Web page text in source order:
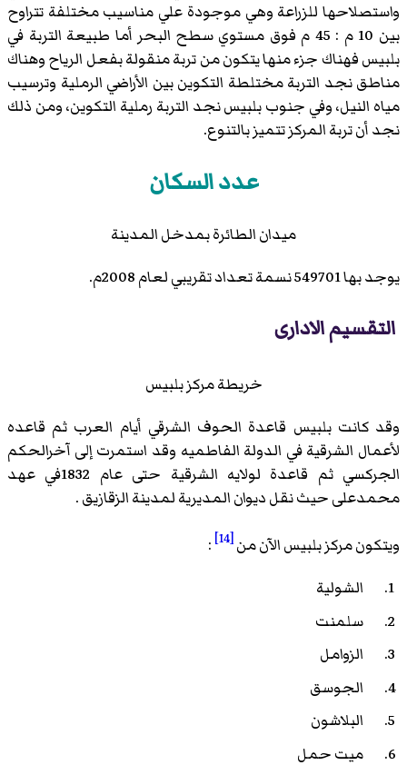
واستصلاحها للزراعة وهي موجودة علي مناسيب مختلفة تتراوح
بين 10 م : 45 م فوق مستوي سطح البحر أما طبيعة التربة في
بلبيس فهناك جزء منها يتكون من تربة منقولة بفعل الرياح وهناك
مناطق نجد التربة مختلطة التكوين بين الأراضي الرملية وترسيب
مياه النيل، وفي جنوب بلبيس نجد التربة رملية التكوين، ومن ذلك
نجد أن تربة المركز تتميز بالتنوع.
عدد السكان
ميدان الطائرة بمدخل المدينة
يوجد بها 549701 نسمة تعداد تقريبي لعام 2008م.
التقسيم الادارى
خريطة مركز بلبيس
وقد كانت بلبيس قاعدة الحوف الشرقي أيام العرب ثم قاعده
لأعمال الشرقية في الدولة الفاطميه وقد استمرت إلى آخرالحكم
الجركسي ثم قاعدة لولايه الشرقية حتى عام 1832في عهد
محمدعلى حيث نقل ديوان المديرية لمدينة الزقازيق .
ويتكون مركز بلبيس الآن من[14]
:
الشولية
سلمنت
الزوامل
الجوسق
البلاشون
ميت حمل